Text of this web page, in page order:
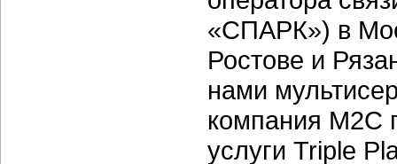
«СПАРК») в
Ростове и
нами
компания М2С
услуги Triple